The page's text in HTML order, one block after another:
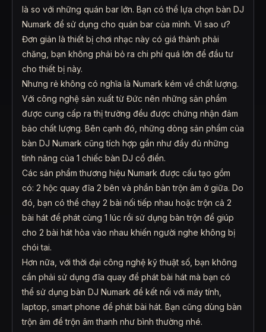
là so với những quán bar lớn. Bạn có thể lựa chọn bàn DJ
Numark để sử dụng cho quán bar của mình. Vì sao ư?
Đơn giản là thiết bị chơi nhạc này có giá thành phải
chăng, bạn không phải bỏ ra chi phí quá lớn để đầu tư
cho thiết bị này.
Nhưng rẻ không có nghĩa là Numark kém về chất lượng.
Với công nghệ sản xuất từ Đức nên những sản phẩm
được cung cấp ra thị trường đều được chứng nhận đảm
bảo chất lượng. Bên cạnh đó, những dòng sản phẩm của
bàn DJ Numark cũng tích hợp gần như đầy đủ những
tính năng của 1 chiếc bàn DJ cổ điển.
Các sản phẩm thương hiệu Numark được cấu tạo gồm
có: 2 hộc quay đĩa 2 bên và phần bàn trộn âm ở giữa. Do
đó, bạn có thể chạy 2 bài nối tiếp nhau hoặc trộn cả 2
bài hát để phát cùng 1 lúc rồi sử dụng bàn trộn để giúp
cho 2 bài hát hòa vào nhau khiến người nghe không bị
chói tai.
Hơn nữa, với thời đại công nghệ kỹ thuật số, bạn không
cần phải sử dụng đĩa quay để phát bài hát mà bạn có
thể sử dụng bàn DJ Numark để kết nối với máy tính,
laptop, smart phone để phát bài hát. Bạn cũng dùng bàn
trộn âm để trộn âm thanh như bình thường nhé.